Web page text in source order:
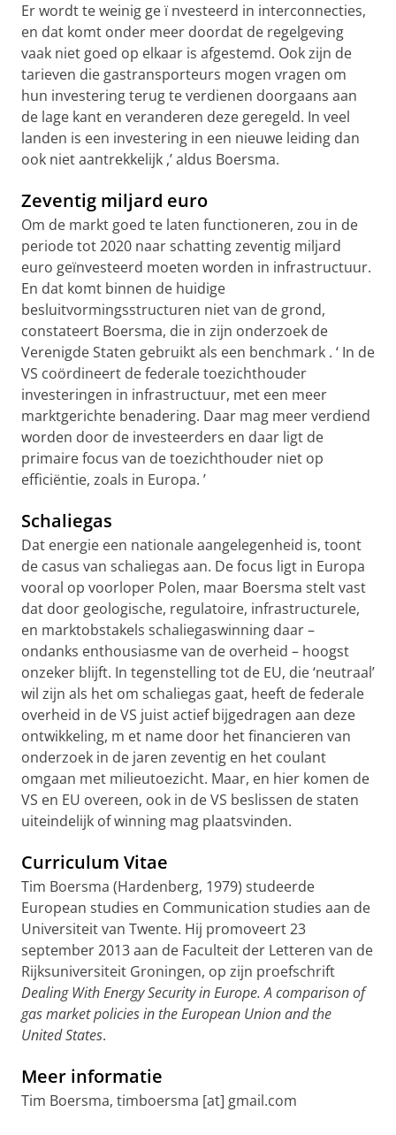
Er wordt te weinig geï nvesteerd in interconnecties,
en dat komt onder meer doordat de regelgeving
vaak niet goed op elkaar is afgestemd. Ook zijn de
tarieven die gastransporteurs mogen vragen om
hun investering terug te verdienen doorgaans aan
de lage kant en veranderen deze geregeld. In veel
landen is een investering in een nieuwe leiding dan
ook niet aantrekkelijk ,’ aldus Boersma.
Zeventig miljard euro
Om de markt goed te laten functioneren, zou in de
periode tot 2020 naar schattingzeventig miljard
euro geïnvesteerd moeten worden in infrastructuur.
En dat komt binnen de huidige
besluitvormingsstructuren niet van de grond,
constateert Boersma, die in zijn onderzoek de
Verenigde Staten gebruikt als een benchmark . ‘ In de
VS coördineert de federale toezichthouder
investeringen in infrastructuur, met een meer
marktgerichte benadering. Daar mag meer verdiend
worden door de investeerders en daar ligt de
primaire focus van de toezichthouder niet op
efficiëntie, zoals in Europa. ’
Schaliegas
Dat energie een nationale aangelegenheid is, toont
de casus van schaliegas aan. De focus ligt in Europa
vooral op voorloper Polen, maar Boersma stelt vast
dat door geologische, regulatoire, infrastructurele,
en marktobstakels schaliegaswinning daar –
ondanks enthousiasme van de overheid – hoogst
onzeker blijft. In tegenstelling tot de EU, die ‘neutraal’
wil zijn als het om schaliegas gaat, heeft de federale
overheid in de VS juist actief bijgedragen aan deze
ontwikkeling, m et name door het financieren van
onderzoek in de jaren zeventig en het coulant
omgaan met milieutoezicht. Maar, en hier komen de
VS en EU overeen, ook in de VS beslissen de staten
uiteindelijk of winning mag plaatsvinden.
Curriculum Vitae
Tim Boersma (Hardenberg, 1979) studeerde
European studies en Communication studies aan de
Universiteit van Twente. Hij promoveert 23
september 2013 aan de Faculteit der Letteren van de
Rijksuniversiteit Groningen, op zijn proefschrift
Dealing With Energy Security in Europe. A comparison of
gas market policies in the European Union and the
United States.
Meer informatie
Tim Boersma, timboersma [at] gmail.com